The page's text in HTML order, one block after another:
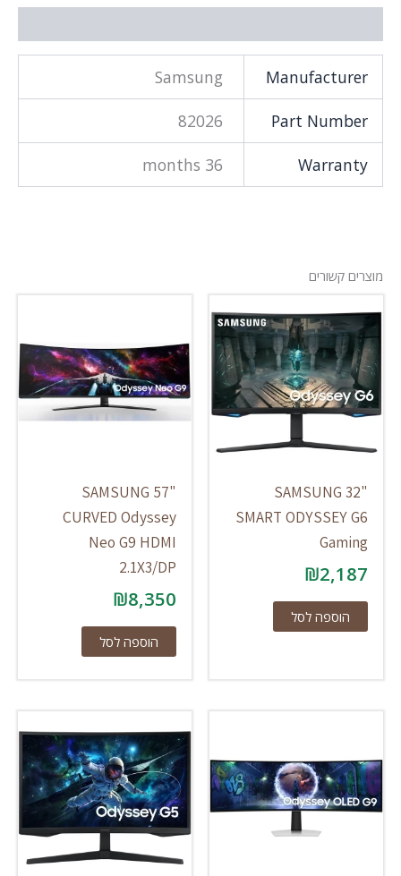
Manufacturer
Samsung
Part Number
82026
Warranty
36 months
מוצרים קשורים
SAMSUNG 32"
SMART ODYSSEY G6
Gaming
₪2,187
הוספה לסל
SAMSUNG 57"
CURVED Odyssey
Neo G9 HDMI
2.1X3/DP
₪8,350
הוספה לסל